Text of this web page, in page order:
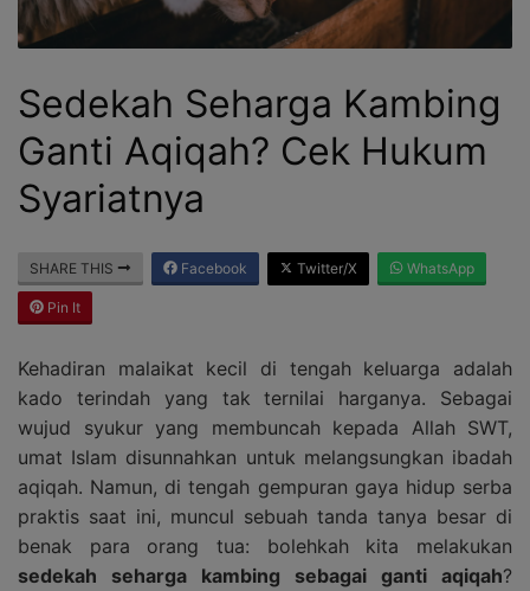
Sedekah Seharga Kambing
Ganti Aqiqah? Cek Hukum
Syariatnya
SHARE THIS Facebook Twitter/X WhatsApp
Pin It
Kehadiran malaikat kecil di tengah keluarga adalah
kado terindah yang tak ternilai harganya. Sebagai
wujud syukur yang membuncah kepada Allah SWT,
umat Islam disunnahkan untuk melangsungkan ibadah
aqiqah. Namun, di tengah gempuran gaya hidup serba
praktis saat ini, muncul sebuah tanda tanya besar di
benak para orang tua: bolehkah kita melakukan
sedekah seharga kambing sebagai ganti aqiqah?